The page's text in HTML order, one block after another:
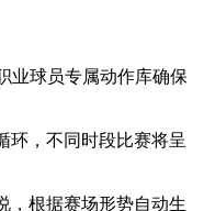
业球员专属动作库确保
环，不同时段比赛将呈
，根据赛场形势自动生